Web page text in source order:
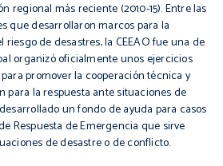
regional más reciente (2010-15). Entre las
que desarrollaron marcos para la
de desastres, la CEEAOfue una de
organizó oficialmente unos ejercicios
promover la cooperación técnica y
para la respuesta ante situaciones de
un fondo de ayuda para casos
Respuesta de Emergencia que sirve
de desastre o de conflicto.